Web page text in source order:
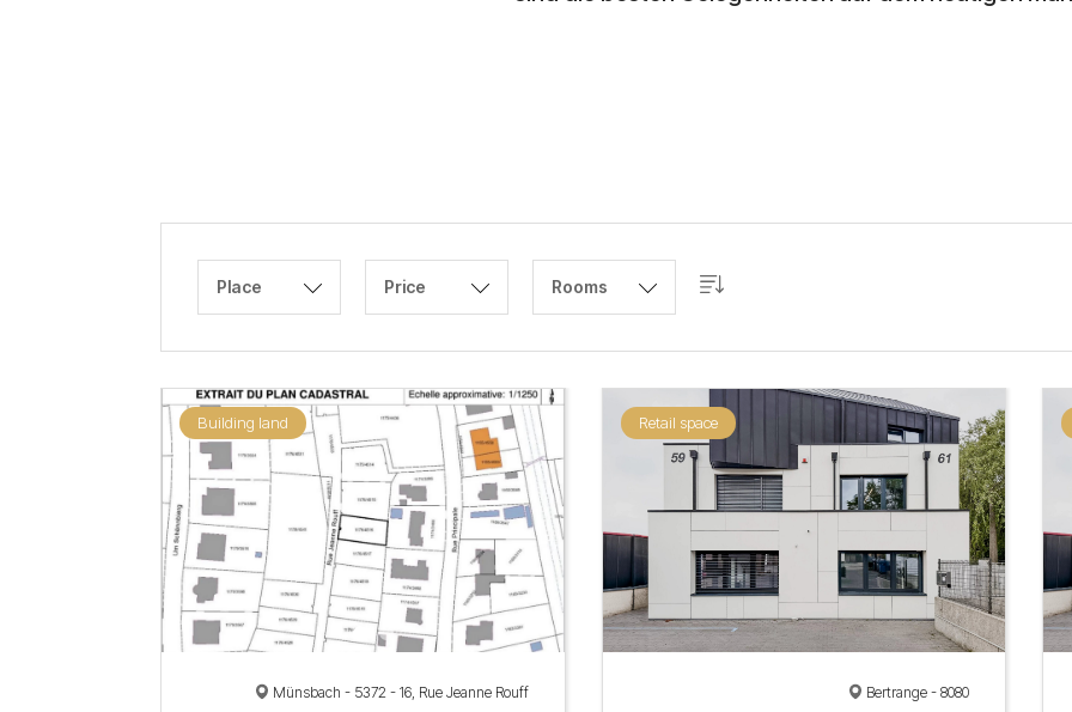
Place Price Rooms
Building land
Münsbach - 5372 - 16, Rue Jeanne Rouff
Retail space
Bertrange - 8080